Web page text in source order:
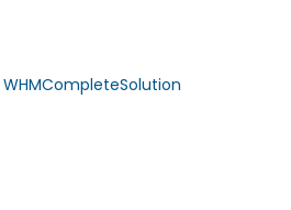
WHMCompleteSolution